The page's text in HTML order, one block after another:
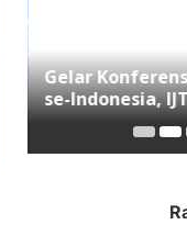
Gelar
se-Indonesia,
di Kalangan
Disruspi Digital